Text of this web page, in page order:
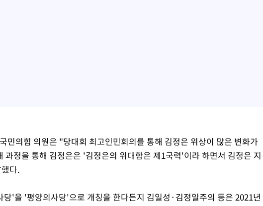
민의힘 의원은 "당대회 최고인민회의를 통해 김정은 위상이 많은 변화가
정을 통해 김정은은 '김정은의 위대함은 제1국력'이라 하면서 김정은 지
다.
'을 '평양의사당'으로 개칭을 한다든지 김일성·김정일주의 등은 2021년